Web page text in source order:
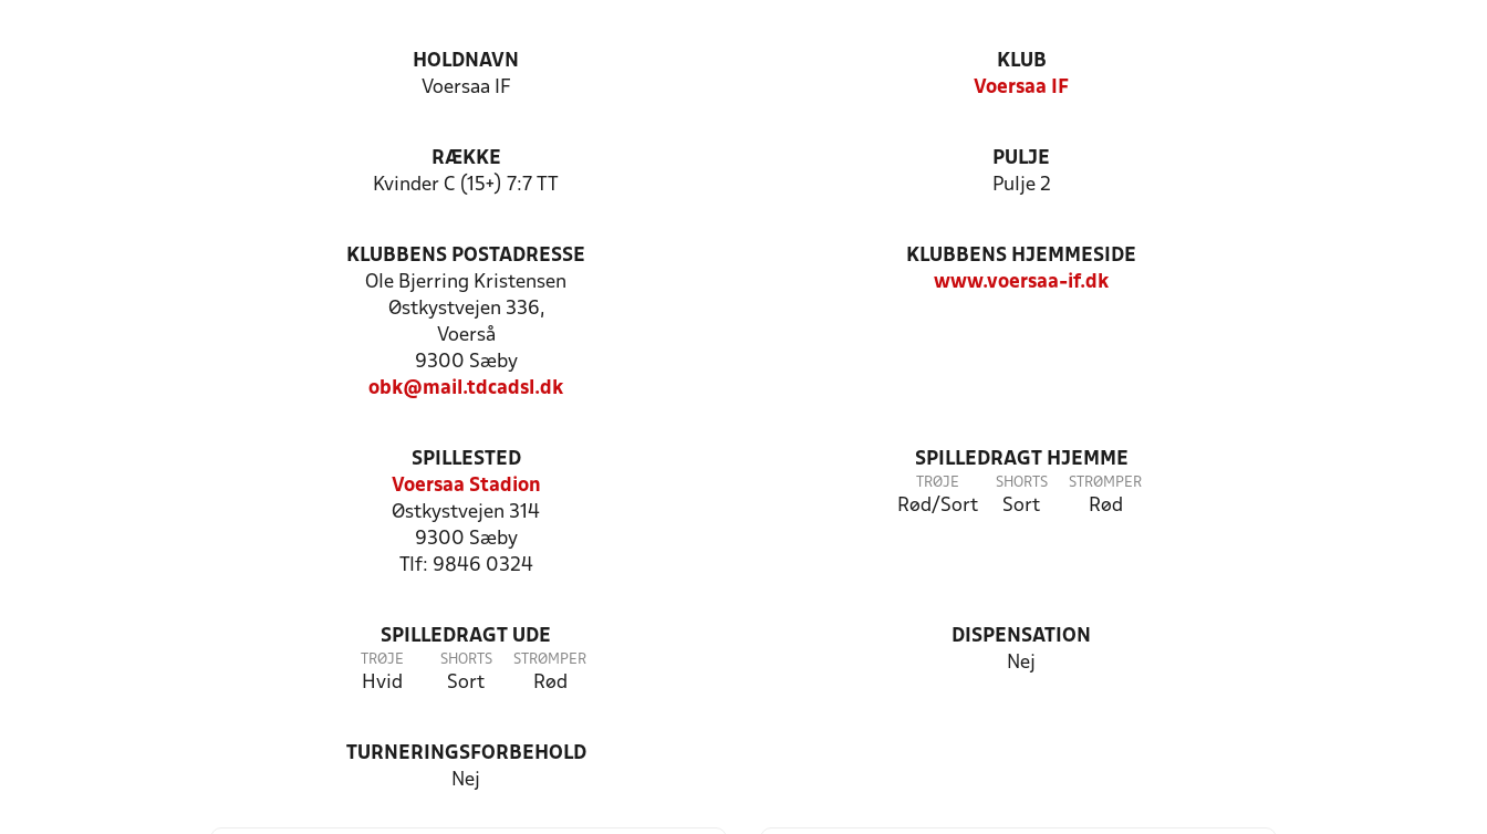
HOLDNAVN
Voersaa IF
KLUB
Voersaa IF
RÆKKE
Kvinder C (15+) 7:7 TT
PULJE
Pulje 2
KLUBBENS POSTADRESSE
Ole Bjerring Kristensen
Østkystvejen 336,
Voerså
9300 Sæby
obk@mail.tdcadsl.dk
KLUBBENS HJEMMESIDE
www.voersaa-if.dk
SPILLESTED
Voersaa Stadion
Østkystvejen 314
9300 Sæby
Tlf: 9846 0324
SPILLEDRAGT HJEMME
TRØJE
Rød/Sort
SHORTS
Sort
STRØMPER
Rød
SPILLEDRAGT UDE
TRØJE
Hvid
SHORTS
Sort
STRØMPER
Rød
DISPENSATION
Nej
TURNERINGSFORBEHOLD
Nej